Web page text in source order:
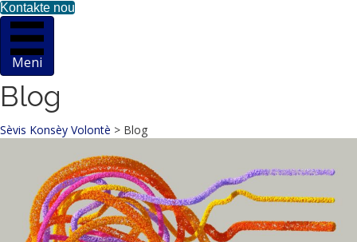
Kontakte nou
Meni
Blog
Sèvis Konsèy Volontè > Blog